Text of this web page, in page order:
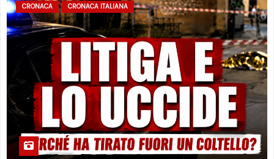
CRONACA CRONACA ITALIANA